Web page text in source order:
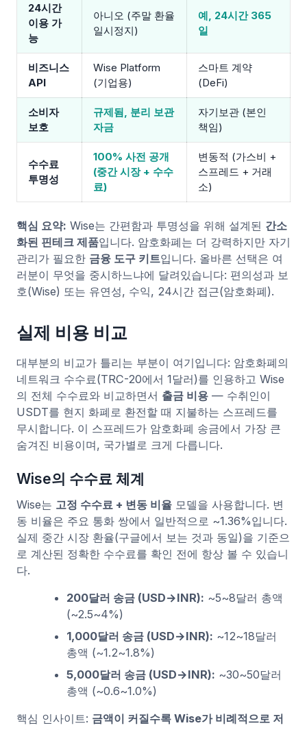
24시간
이용 가
능
아니오 (주말 환율
일시정지)
예, 24시간 365
일
비즈니스
API
Wise Platform
(기업용)
스마트 계약
(DeFi)
소비자
보호
규제됨, 분리 보관
자금
자기보관 (본인
책임)
수수료
투명성
100% 사전 공개
(중간 시장 + 수수
료)
변동적 (가스비 +
스프레드 + 거래
소)
핵심 요약: Wise는 간편함과 투명성을 위해 설계된 간소
화된 핀테크 제품입니다. 암호화폐는 더 강력하지만 자기
관리가 필요한 금융 도구 키트입니다. 올바른 선택은 여
러분이 무엇을 중시하느냐에 달려있습니다: 편의성과 보
호(Wise) 또는 유연성, 수익, 24시간 접근(암호화폐).
실제 비용 비교
대부분의 비교가 틀리는 부분이 여기입니다: 암호화폐의
네트워크 수수료(TRC-20에서 1달러)를 인용하고 Wise
의 전체 수수료와 비교하면서 출금 비용 — 수취인이
USDT를 현지 화폐로 환전할 때 지불하는 스프레드를
무시합니다. 이 스프레드가 암호화폐 송금에서 가장 큰
숨겨진 비용이며, 국가별로 크게 다릅니다.
Wise의 수수료 체계
Wise는 고정 수수료 + 변동 비율 모델을 사용합니다. 변
동 비율은 주요 통화 쌍에서 일반적으로 ~1.36%입니다.
실제 중간 시장 환율(구글에서 보는 것과 동일)을 기준으
로 계산된 정확한 수수료를 확인 전에 항상 볼 수 있습니
다.
200달러 송금 (USD→INR): ~5~8달러 총액
(~2.5~4%)
1,000달러 송금 (USD→INR): ~12~18달러
총액 (~1.2~1.8%)
5,000달러 송금 (USD→INR): ~30~50달러
총액 (~0.6~1.0%)
핵심 인사이트: 금액이 커질수록 Wise가 비례적으로 저